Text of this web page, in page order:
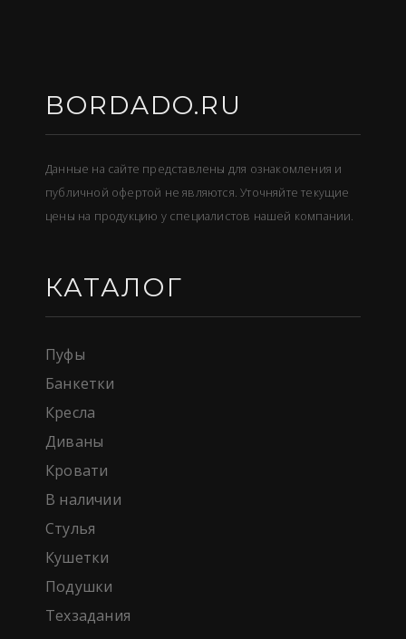
BORDADO.RU
Данные на сайте представлены для ознакомления и
публичной офертой не являются. Уточняйте текущие
цены на продукцию у специалистов нашей компании.
КАТАЛОГ
Пуфы
Банкетки
Кресла
Диваны
Кровати
В наличии
Стулья
Кушетки
Подушки
Техзадания